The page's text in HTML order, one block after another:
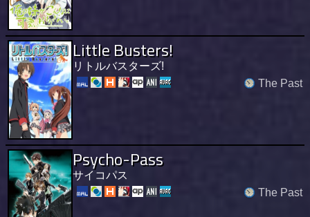
Little Busters!
リトルバスターズ!
The Past
Psycho-Pass
サイコパス
The Past